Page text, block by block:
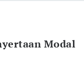
Modal